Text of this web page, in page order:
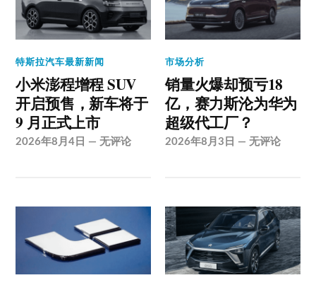
特斯拉汽车最新新闻
小米澎程增程 SUV
开启预售，新车将于
9 月正式上市
2026年8月4日 —无评论
市场分析
销量火爆却预亏18
亿，赛力斯沦为华为
超级代工厂？
2026年8月3日 —无评论